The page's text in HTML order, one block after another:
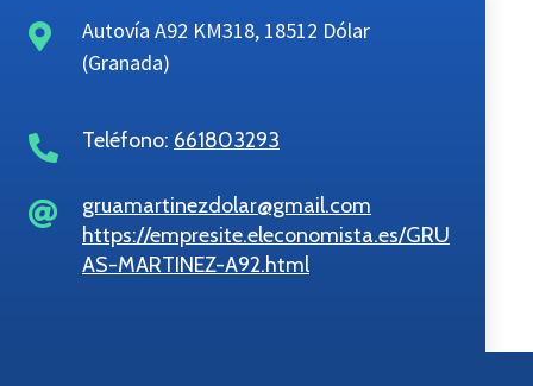
Autovía A92 KM318, 18512 Dólar
(Granada)
Teléfono: 661803293
gruamartinezdolar@gmail.com
https://empresite.eleconomista.es/GRU
AS-MARTINEZ-A92.html